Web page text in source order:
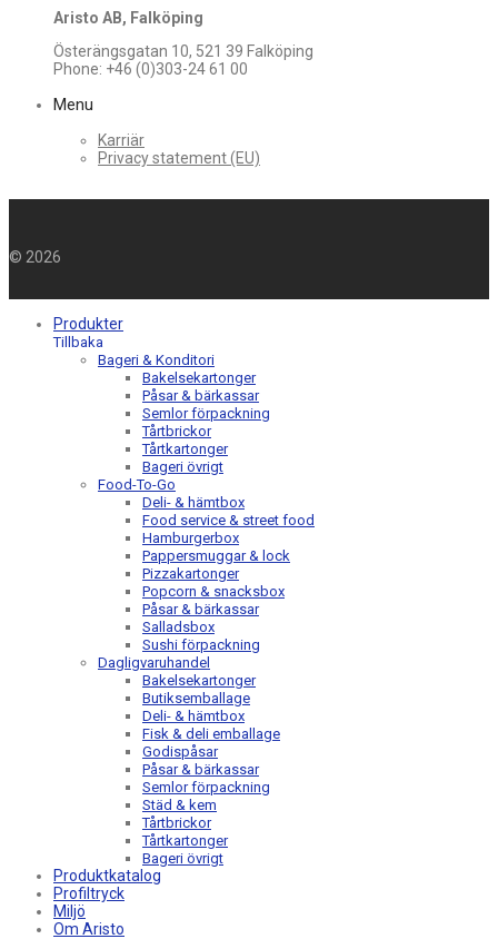
Aristo AB, Falköping
Österängsgatan 10, 521 39 Falköping
Phone: +46 (0)303-24 61 00
Menu
Karriär
Privacy statement (EU)
© 2026
Produkter
Tillbaka
Bageri & Konditori
Bakelsekartonger
Påsar & bärkassar
Semlor förpackning
Tårtbrickor
Tårtkartonger
Bageri övrigt
Food-To-Go
Deli- & hämtbox
Food service & street food
Hamburgerbox
Pappersmuggar & lock
Pizzakartonger
Popcorn & snacksbox
Påsar & bärkassar
Salladsbox
Sushi förpackning
Dagligvaruhandel
Bakelsekartonger
Butiksemballage
Deli- & hämtbox
Fisk & deli emballage
Godispåsar
Påsar & bärkassar
Semlor förpackning
Städ & kem
Tårtbrickor
Tårtkartonger
Bageri övrigt
Produktkatalog
Profiltryck
Miljö
Om Aristo